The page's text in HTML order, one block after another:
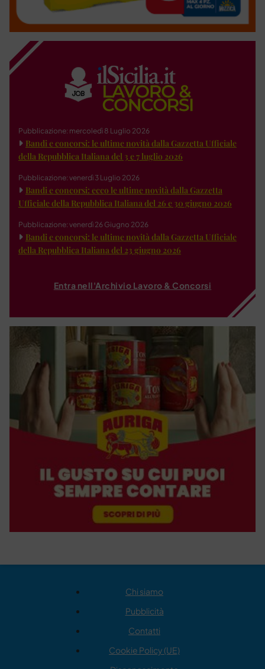
Pubblicazione: mercoledì 8 Luglio 2026
Bandi e concorsi: le ultime novità dalla Gazzetta Ufficiale
della Repubblica Italiana del 3 e 7 luglio 2026
Pubblicazione: venerdì 3 Luglio 2026
Bandi e concorsi: ecco le ultime novità dalla Gazzetta
Ufficiale della Repubblica Italiana del 26 e 30 giugno 2026
Pubblicazione: venerdì 26 Giugno 2026
Bandi e concorsi: le ultime novità dalla Gazzetta Ufficiale
della Repubblica Italiana del 23 giugno 2026
Entra nell'Archivio Lavoro & Concorsi
Chi siamo
Pubblicità
Contatti
Cookie Policy (UE)